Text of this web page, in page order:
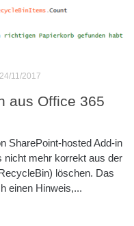
24/11/2017
aus Office 365
SharePoint-hosted Add-in
nicht mehr korrekt aus der
löschen. Das
einen Hinweis,...